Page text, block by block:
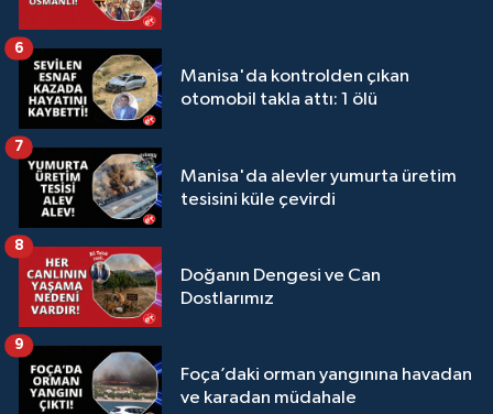
Manisa'da kontrolden çıkan
otomobil takla attı: 1 ölü
6
Manisa'da alevler yumurta üretim
tesisini küle çevirdi
7
Doğanın Dengesi ve Can
Dostlarımız
8
Foça’daki orman yangınına havadan
ve karadan müdahale
9